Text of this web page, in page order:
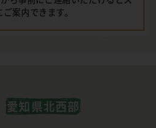
案内できます。
愛知県北西部